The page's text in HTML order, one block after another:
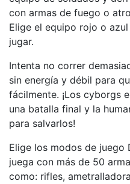
con armas de fuego o
Elige el equipo rojo o
jugar.
Intenta no correr
sin energía y débil para
fácilmente. ¡Los cyborgs
una batalla final y la
para salvarlos!
Elige los modos de juego
juega con más de 50
como: rifles,